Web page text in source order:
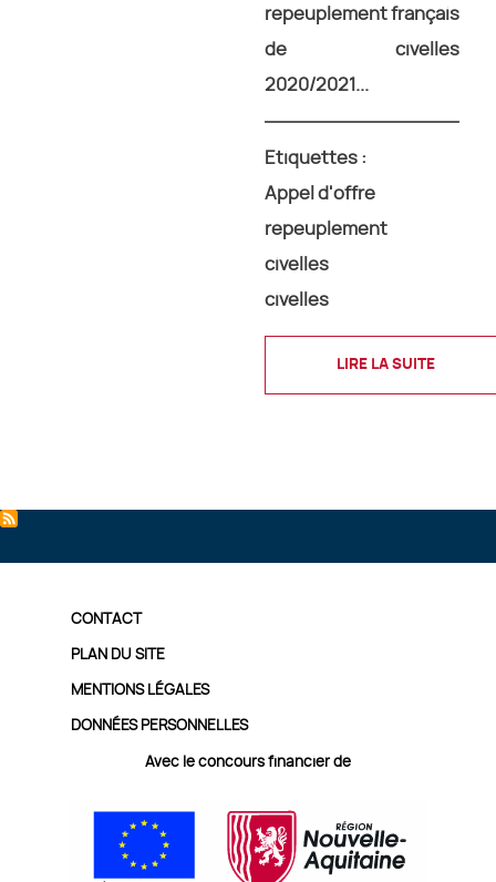
repeuplement français
de civelles
2020/2021...
Etiquettes :
Appel d'offre
repeuplement
civelles
civelles
LIRE LA SUITE
PIED
DE
PAGE
CONTACT
PLAN DU SITE
MENTIONS LÉGALES
DONNÉES PERSONNELLES
Avec le concours financier de